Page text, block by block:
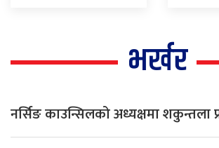
भर्खर
नर्सिङ काउन्सिलको अध्यक्षमा शकुन्तला